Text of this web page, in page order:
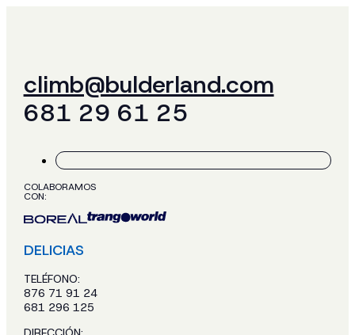
climb@bulderland.com
681 29 61 25
COLABORAMOS
CON:
DELICIAS
TELÉFONO:
876 71 91 24
681 296 125